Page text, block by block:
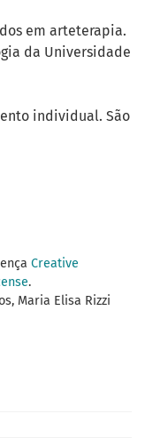
em arteterapia.
da Universidade
individual. São
Creative
.
Maria Elisa Rizzi